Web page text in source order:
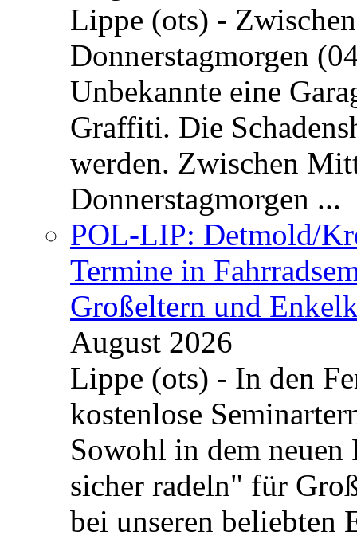
Lippe (ots) -
Donnerstagmorgen
Unbekannte eine
Graffiti. Die
werden. Zwischen
Donnerstagmorgen ...
POL-LIP: Detmold/
Termine in
Großeltern und
August 2026
Lippe (ots) - In den
kostenlose
Sowohl in dem neuen
sicher radeln" für
bei unseren beliebten